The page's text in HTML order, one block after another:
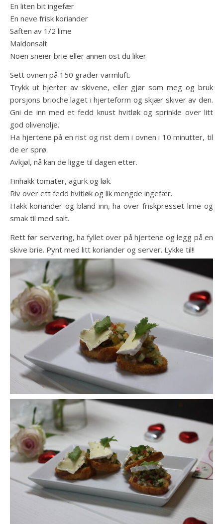
En liten bit ingefær
En neve frisk koriander
Saften av 1/2 lime
Maldonsalt
Noen sneier brie eller annen ost du liker
Sett ovnen på 150 grader varmluft.
Trykk ut hjerter av skivene, eller gjør som meg og bruk
porsjons brioche laget i hjerteform og skjær skiver av den.
Gni de inn med et fedd knust hvitløk og sprinkle over litt
god olivenolje.
Ha hjertene på en rist og rist dem i ovnen i 10 minutter, til
de er sprø.
Avkjøl, nå kan de ligge til dagen etter.
Finhakk tomater, agurk og løk.
Riv over ett fedd hvitløk og lik mengde ingefær.
Hakk koriander og bland inn, ha over friskpresset lime og
smak til med salt.
Rett før servering, ha fyllet over på hjertene og legg på en
skive brie. Pynt med litt koriander og server. Lykke til!!